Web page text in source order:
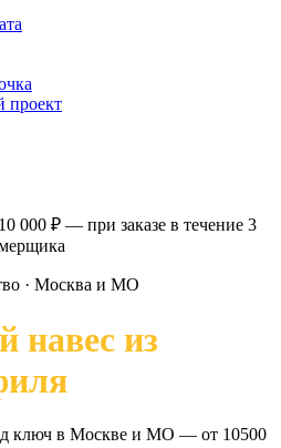
проект
000 ₽ — при заказе в течение 3
· Москва и МО
навес из
ключ в Москве и МО — от 10500